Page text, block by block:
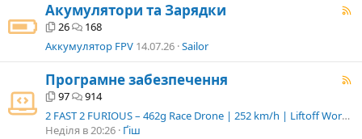
Акумулятори та Зарядки
26
168
Аккумулятор FPV 14.07.26 Sailor
Програмне забезпечення
97
914
2 FAST 2 FURIOUS – 462g Race Drone | 252 km/h | Liftoff Workshop
Неділя в 20:26 Ґіш